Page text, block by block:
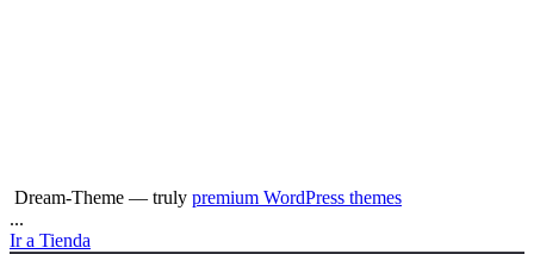
Dream-Theme — truly premium WordPress themes
...
Ir a Tienda